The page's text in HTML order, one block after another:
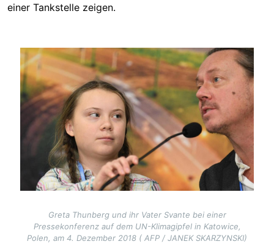
einer Tankstelle zeigen.
Image
Greta Thunberg und ihr Vater Svante bei einer
Pressekonferenz auf dem UN-Klimagipfel in Katowice,
Polen, am 4. Dezember 2018 ( AFP / JANEK SKARZYNSKI)